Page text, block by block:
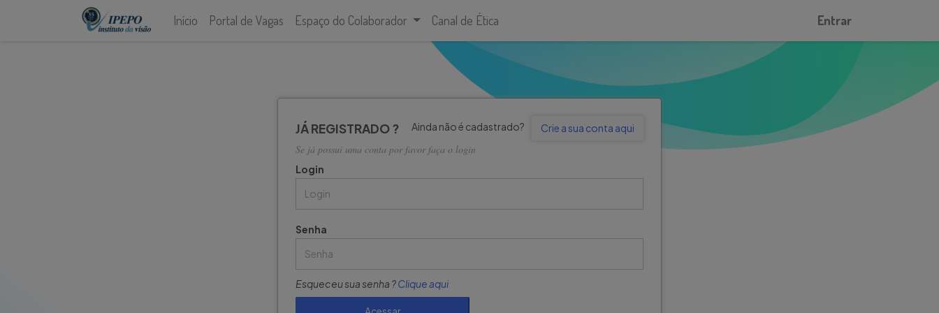
Início Portal de Vagas Espaço do Colaborador Canal de Ética Entrar
Ainda não é cadastrado? Crie a sua conta aqui
JÁ REGISTRADO ?
Se já possui uma conta por favor faça o login
Login
Senha
Esqueceu sua senha ?Clique aqui